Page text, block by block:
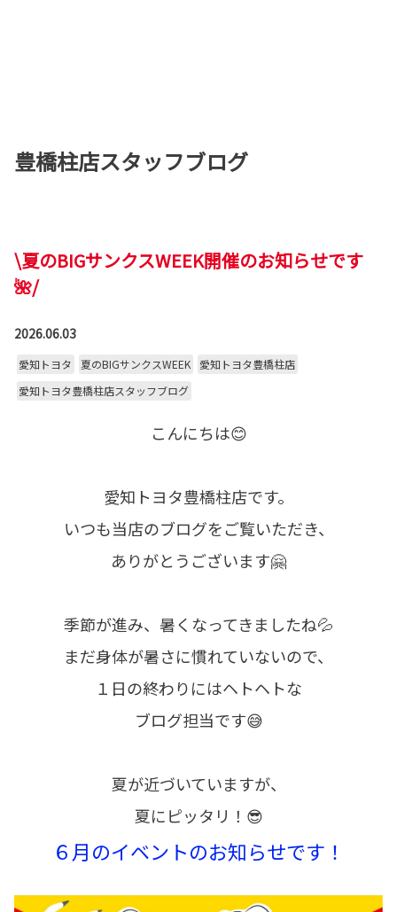
豊橋柱店スタッフブログ
\夏のBIGサンクスWEEK開催のお知らせです
🌺/
2026.06.03
愛知トヨタ 夏のBIGサンクスWEEK
愛知トヨタ豊橋柱店
愛知トヨタ豊橋柱店スタッフブログ
こんにちは😊
愛知トヨタ豊橋柱店です。
いつも当店のブログをご覧いただき、
ありがとうございます🤗
季節が進み、暑くなってきましたね💦
まだ身体が暑さに慣れていないので、
１日の終わりにはヘトヘトな
ブログ担当です😅
夏が近づいていますが、
夏にピッタリ！😎
６月のイベントのお知らせです！